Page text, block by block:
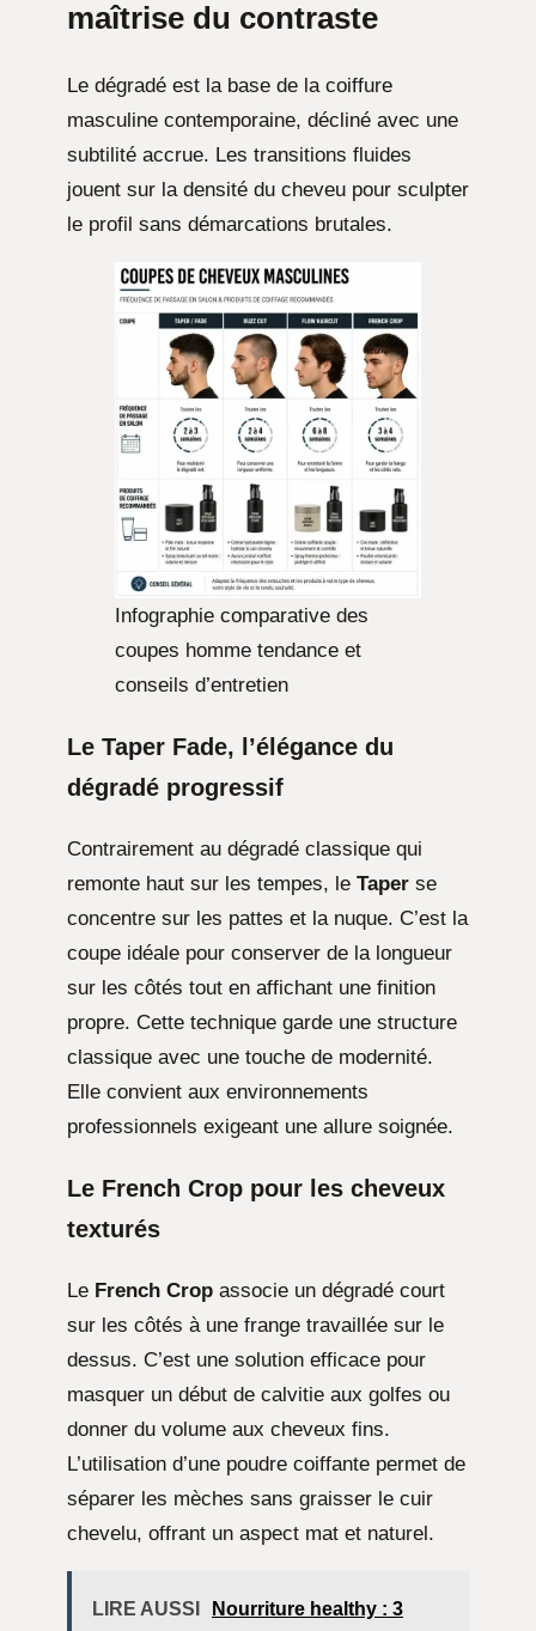
maîtrise du contraste
Le dégradé est la base de la coiffure
masculine contemporaine, décliné avec une
subtilité accrue. Les transitions fluides
jouent sur la densité du cheveu pour sculpter
le profil sans démarcations brutales.
Infographie comparative des
coupes homme tendance et
conseils d’entretien
Le Taper Fade, l’élégance du
dégradé progressif
Contrairement au dégradé classique qui
remonte haut sur les tempes, le Taper se
concentre sur les pattes et la nuque. C’est la
coupe idéale pour conserver de la longueur
sur les côtés tout en affichant une finition
propre. Cette technique garde une structure
classique avec une touche de modernité.
Elle convient aux environnements
professionnels exigeant une allure soignée.
Le French Crop pour les cheveux
texturés
Le French Crop associe un dégradé court
sur les côtés à une frange travaillée sur le
dessus. C’est une solution efficace pour
masquer un début de calvitie aux golfes ou
donner du volume aux cheveux fins.
L’utilisation d’une poudre coiffante permet de
séparer les mèches sans graisser le cuir
chevelu, offrant un aspect mat et naturel.
LIRE AUSSI Nourriture healthy : 3